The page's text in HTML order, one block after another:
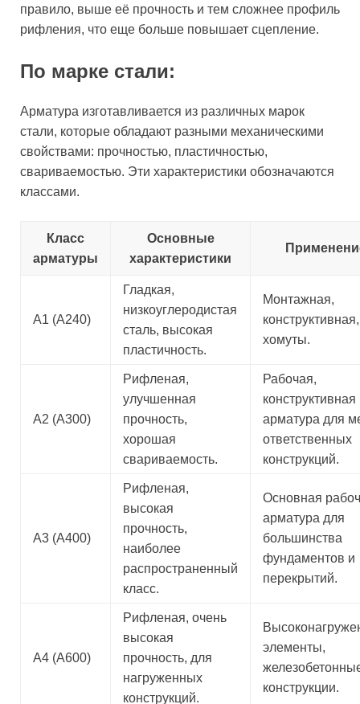
правило, выше её прочность и тем сложнее профиль
рифления, что еще больше повышает сцепление.
По марке стали:
Арматура изготавливается из различных марок
стали, которые обладают разными механическими
свойствами: прочностью, пластичностью,
свариваемостью. Эти характеристики обозначаются
классами.
Класс
арматуры
Основные
характеристики
А1 (А240)
Гладкая,
низкоуглеродистая
сталь, высокая
пластичность.
Монтажная,
конструктивная,
хомуты.
А2 (А300)
Рифленая,
улучшенная
прочность,
хорошая
свариваемость.
Рабочая,
конструктивная
арматура для
ответственных
конструкций.
А3 (А400)
Рифленая,
высокая
прочность,
наиболее
распространенный
класс.
Основная
арматура для
большинства
фундаментов и
перекрытий.
А4 (А600)
Рифленая, очень
высокая
прочность, для
нагруженных
конструкций.
элементы,
конструкции.